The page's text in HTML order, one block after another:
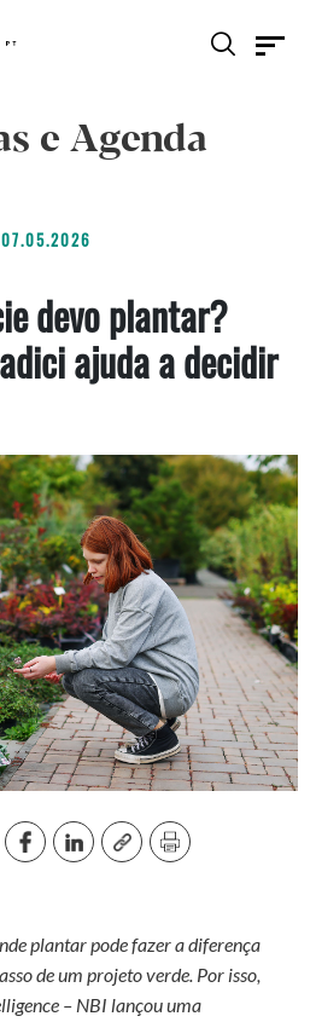
e Agenda
07.05.2026
devo plantar?
ajuda a decidir
plantar pode fazer a diferença
de um projeto verde. Por isso,
– NBI lançou uma